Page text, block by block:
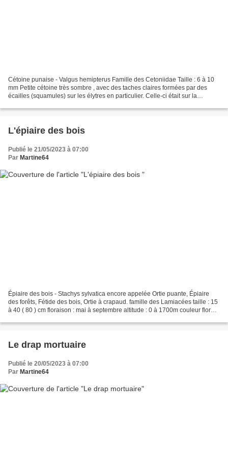
Cétoine punaise - Valgus hemipterus Famille des Cetoniidae Taille : 6 à 10
mm Petite cétoine très sombre , avec des taches claires formées par des
écailles (squamules) sur les élytres en particulier. Celle-ci était sur la
L'épiaire des bois
Publié le 21/05/2023 à 07:00
Par Martine64
Épiaire des bois - Stachys sylvatica encore appelée Ortie puante, Épiaire
des forêts, Fétide des bois, Ortie à crapaud. famille des Lamiacées taille : 15
à 40 ( 80 ) cm floraison : mai à septembre altitude : 0 à 1700m couleur florale
Le drap mortuaire
Publié le 20/05/2023 à 07:00
Par Martine64